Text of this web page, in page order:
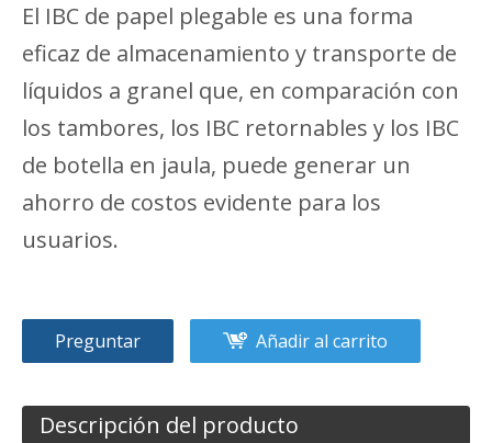
El IBC de papel plegable es una forma
eficaz de almacenamiento y transporte de
líquidos a granel que, en comparación con
los tambores, los IBC retornables y los IBC
de botella en jaula, puede generar un
ahorro de costos evidente para los
usuarios.
Preguntar Añadir al carrito
Descripción del producto